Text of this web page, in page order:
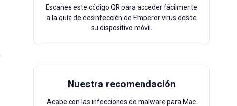
Escanee este código QR para acceder fácilmente
a la guía de desinfección de Emperor virus desde
su dispositivo móvil.
Nuestra recomendación
Acabe con las infecciones de malware para Mac